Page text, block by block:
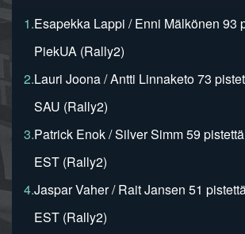
1.Esapekka Lappi / Enni Mälkönen 93
PiekUA (Rally2)
2.Lauri Joona / Antti Linnaketo 73
SAU (Rally2)
3.Patrick Enok / Silver Simm 59 pistettä
EST (Rally2)
4.Jaspar Vaher / Rait Jansen 51
EST (Rally2)